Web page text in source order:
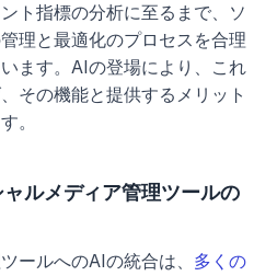
ト指標の分析に至るまで、ソ
理と最適化のプロセスを合理
ます。AIの登場により、これ
その機能と提供するメリット
。
ルメディア管理ツールの
ールへのAIの統合は、 多くの